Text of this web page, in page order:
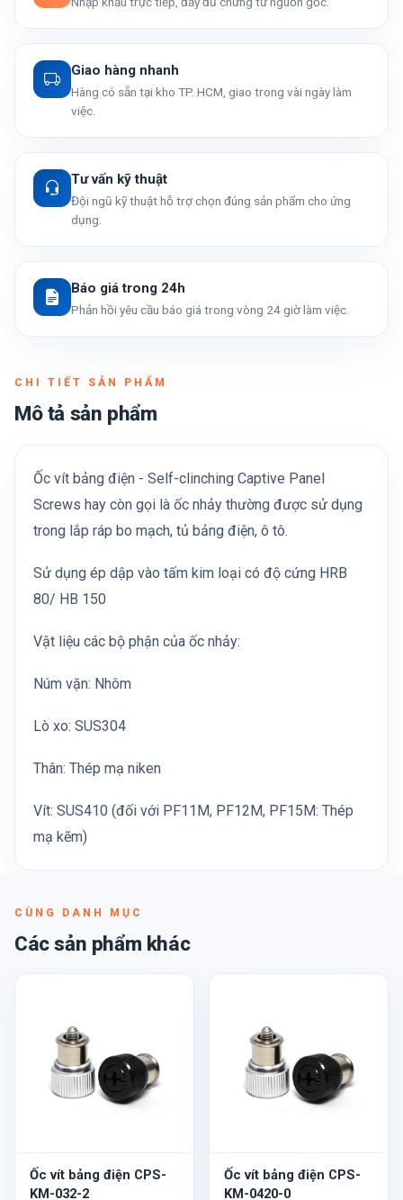
Giao hàng nhanh
Hàng có sẵn tại kho TP. HCM, giao trong vài ngày làm
việc.
Tư vấn kỹ thuật
Đội ngũ kỹ thuật hỗ trợ chọn đúng sản phẩm cho ứng
dụng.
Báo giá trong 24h
Phản hồi yêu cầu báo giá trong vòng 24 giờ làm việc.
CHI TIẾT SẢN PHẨM
Mô tả sản phẩm
Ốc vít bảng điện - Self-clinching Captive Panel
Screws hay còn gọi là ốc nhảy thường được sử dụng
trong lắp ráp bo mạch, tủ bảng điện, ô tô.
Sử dụng ép dập vào tấm kim loại có độ cứng HRB
80/ HB 150
Vật liệu các bộ phận của ốc nhảy:
Núm vặn: Nhôm
Lò xo: SUS304
Thân: Thép mạ niken
Vít: SUS410 (đối với PF11M, PF12M, PF15M: Thép
mạ kẽm)
CÙNG DANH MỤC
Các sản phẩm khác
Ốc vít bảng điện CPS-
KM-032-2
Ốc vít bảng điện CPS-
KM-0420-0